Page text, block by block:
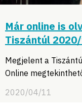
Már online is
Tiszántúl
Megjelent a
Online
2020/04/11